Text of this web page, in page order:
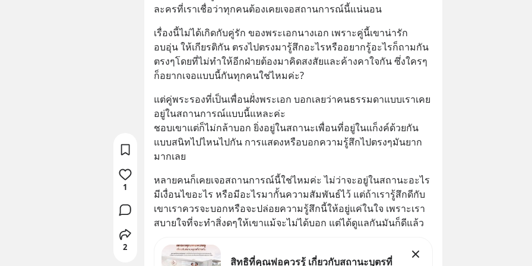
ละครที่เราเชื่อว่าทุกคนต้องเคยเจอสถานการณ์นี้แน่นอน
เรื่องนี้ไม่ได้เกิดกับคู่รัก ของพระเอกนางเอก เพราะคู่นี้เขาน่ารัก
อบอุ่น ให้เกียรติกัน ตรงไปตรงมารู้สึกอะไรหรืออยากรู้อะไรก็ถามกัน
ตรงๆโดยที่ไม่ทำให้อีกฝ่ายต้องมาคิดสงสัยและค้างคาใจกัน ซึ่งใครๆ
ก็อยากเจอแบบนี้กันทุกคนใช่ไหมค่ะ?
แต่คู่พระรองที่เป็นเพื่อนฝั่งพระเอก บอกเลยว่าคนธรรมดาแบบเราเคย
อยู่ในสถานการณ์แบบนี้แหละค่ะ
ชอบเขาแต่ก็ไม่กล้าบอก ยิ่งอยู่ในสถานะเพื่อนที่อยู่ในแก็งค์ด้วยกัน
แบบสนิทไปไหนไปกัน การแสดงหรือบอกความรู้สึกไปตรงๆมันยาก
มากเลย
หลายคนก็เคยเจอสถานการณ์นี้ใช่ไหมค่ะ ไม่ว่าจะอยู่ในสถานะอะไร
มีเงื่อนไขอะไร หรือมีอะไรมากั้นความสัมพันธ์ไว้ แต่ถ้าเรารู้สึกดีกับ
เขาเราควรจะบอกหรือจะปล่อยความรู้สึกนี้ให้อยู่แค่ในใจ เพราะเรา
สบายใจที่จะทำสิ่งดๆให้เขาแม้จะไม่ได้บอก แต่ได้ดูแลกันมันก็ดีแล้ว
สิทธิที่คุณพ่อควรรู้ เกี่ยวกับสถานะบุตรที่
1
2